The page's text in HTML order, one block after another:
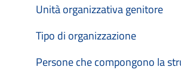
Unità organizzativa genitore
Tipo di organizzazione
Persone che compongono la